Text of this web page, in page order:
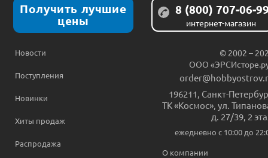
Получить лучшие
цены
8 (800) 707-06-
интернет-магазин
Новости
Поступления
Новинки
Хиты продаж
Распродажа
© 2002 –
ООО
196211 Санкт-
ТК «Космос», ул.
д. 27/39, 2
ежедневно c 10:00 до
О компании